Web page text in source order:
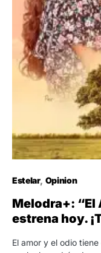
Estelar Opinion
Melodra+: “El
estrena hoy.
El amor y el odio